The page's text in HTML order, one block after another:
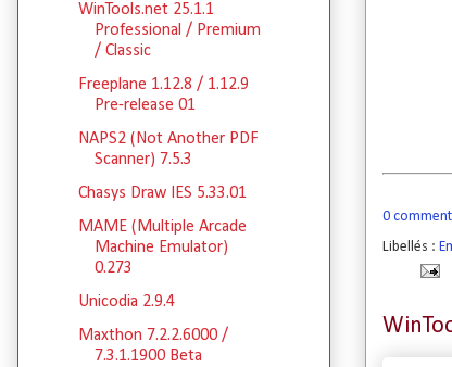
0
Libellés :
WinTools.net 25.1.1
Professional / Premium
/ Classic
Freeplane 1.12.8 / 1.12.9
Pre-release 01
NAPS2 (Not Another PDF
Scanner) 7.5.3
Chasys Draw IES 5.33.01
MAME (Multiple Arcade
Machine Emulator)
0.273
Unicodia 2.9.4
Maxthon 7.2.2.6000 /
7.3.1.1900 Beta